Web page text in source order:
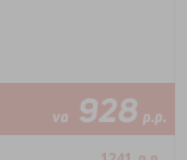
va 928 p.p.